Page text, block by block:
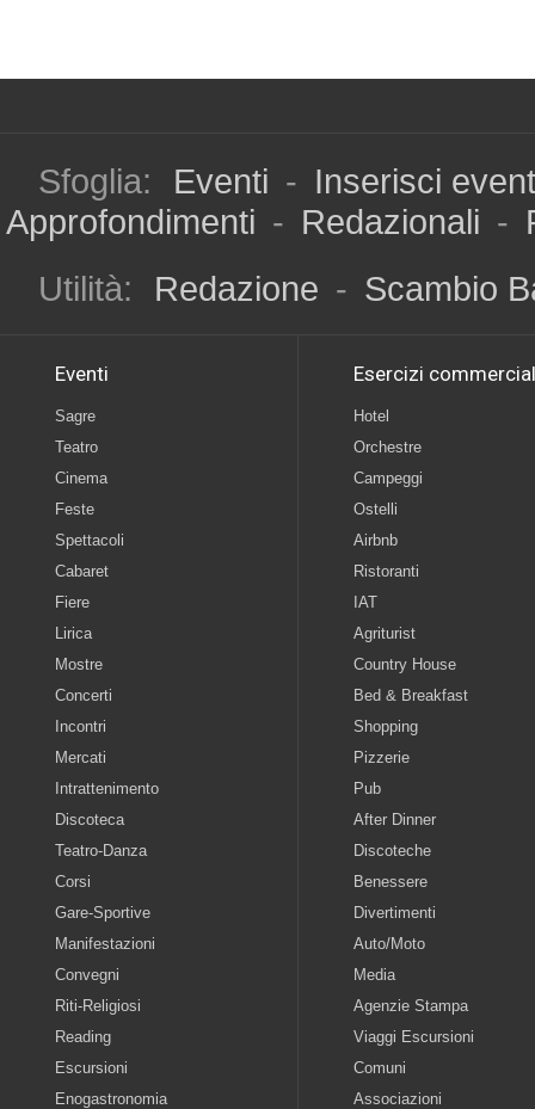
Sfoglia: Eventi - Inserisci
Approfondimenti - Redazionali -
Utilità:
Redazione - Scambio
Eventi
Sagre
Teatro
Cinema
Feste
Spettacoli
Cabaret
Fiere
Lirica
Mostre
Concerti
Incontri
Mercati
Intrattenimento
Discoteca
Teatro-Danza
Corsi
Gare-Sportive
Manifestazioni
Convegni
Riti-Religiosi
Reading
Escursioni
Enogastronomia
Esercizi
Hotel
Orchestre
Campeggi
Ostelli
Airbnb
Ristoranti
IAT
Agriturist
Country House
Bed & Breakfast
Shopping
Pizzerie
Pub
After Dinner
Discoteche
Benessere
Divertimenti
Auto/Moto
Media
Agenzie Stampa
Viaggi Escursioni
Comuni
Associazioni